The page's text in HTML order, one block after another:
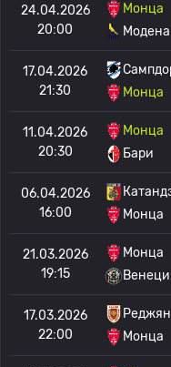
24.04.2026
20:00
Монца
Модена
17.04.2026
21:30
Монца
11.04.2026
20:30
Монца
Бари
06.04.2026
16:00
Монца
21.03.2026
19:15
Монца
17.03.2026
22:00
Монца